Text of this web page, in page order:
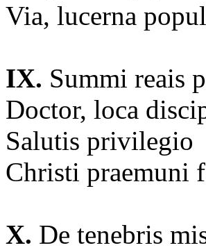
Via, lucerna
IX. Summi reais
Doctor, loca
Salutis privilegio
Christi praemuni
X. De tenebris